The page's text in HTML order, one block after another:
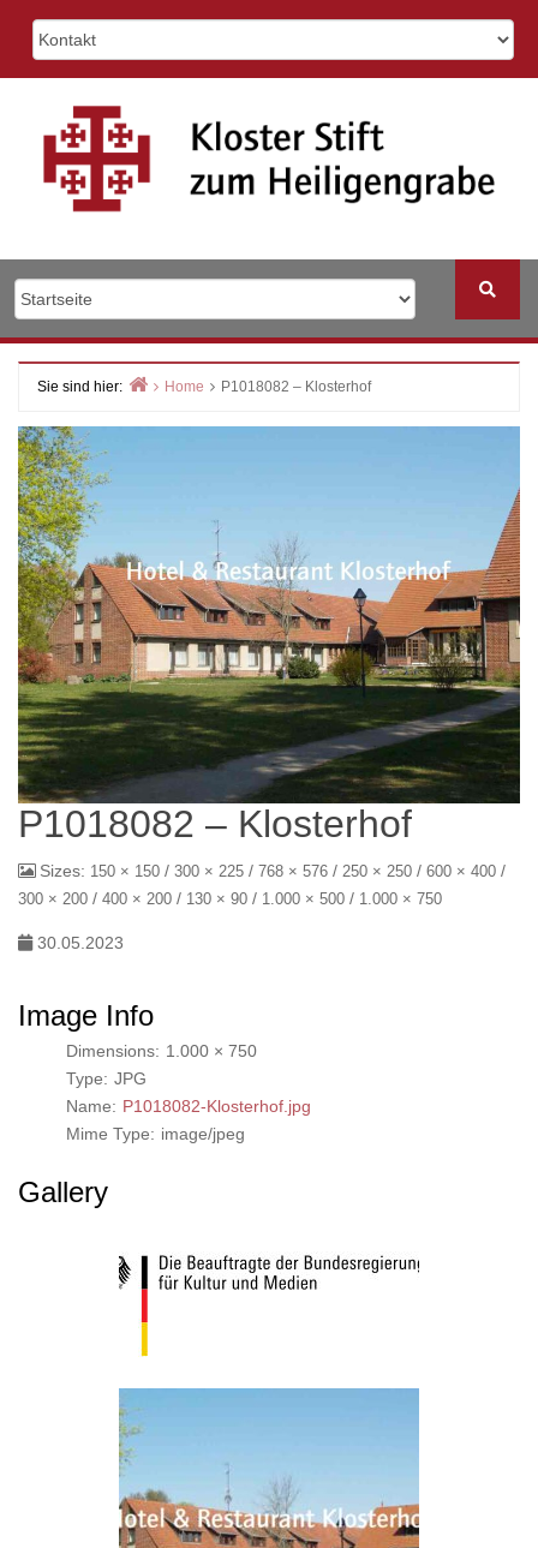
Sie sind hier: Home P1018082 – Klosterhof
P1018082 – Klosterhof
Sizes: 150 × 150 / 300 × 225 / 768 × 576 / 250 × 250 / 600 × 400 /
300 × 200 / 400 × 200 / 130 × 90 / 1.000 × 500 / 1.000 × 750
30.05.2023
Image Info
Dimensions: 1.000 × 750
Type: JPG
Name: P1018082-Klosterhof.jpg
Mime Type: image/jpeg
Gallery